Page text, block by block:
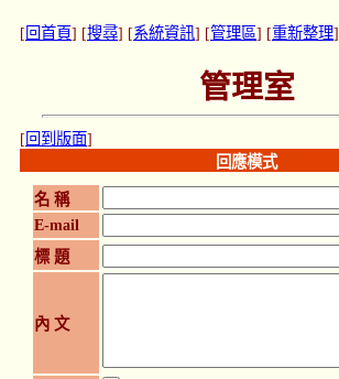
[ 回首頁] [搜尋] [系統資訊] [管理區] [重新整理]
管理室
[ 回到版面]
回應模式
名 稱
E-mail
標 題
內 文